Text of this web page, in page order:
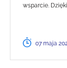
wsparcie.
07 maja